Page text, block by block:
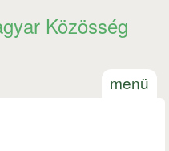
Közösség
menü